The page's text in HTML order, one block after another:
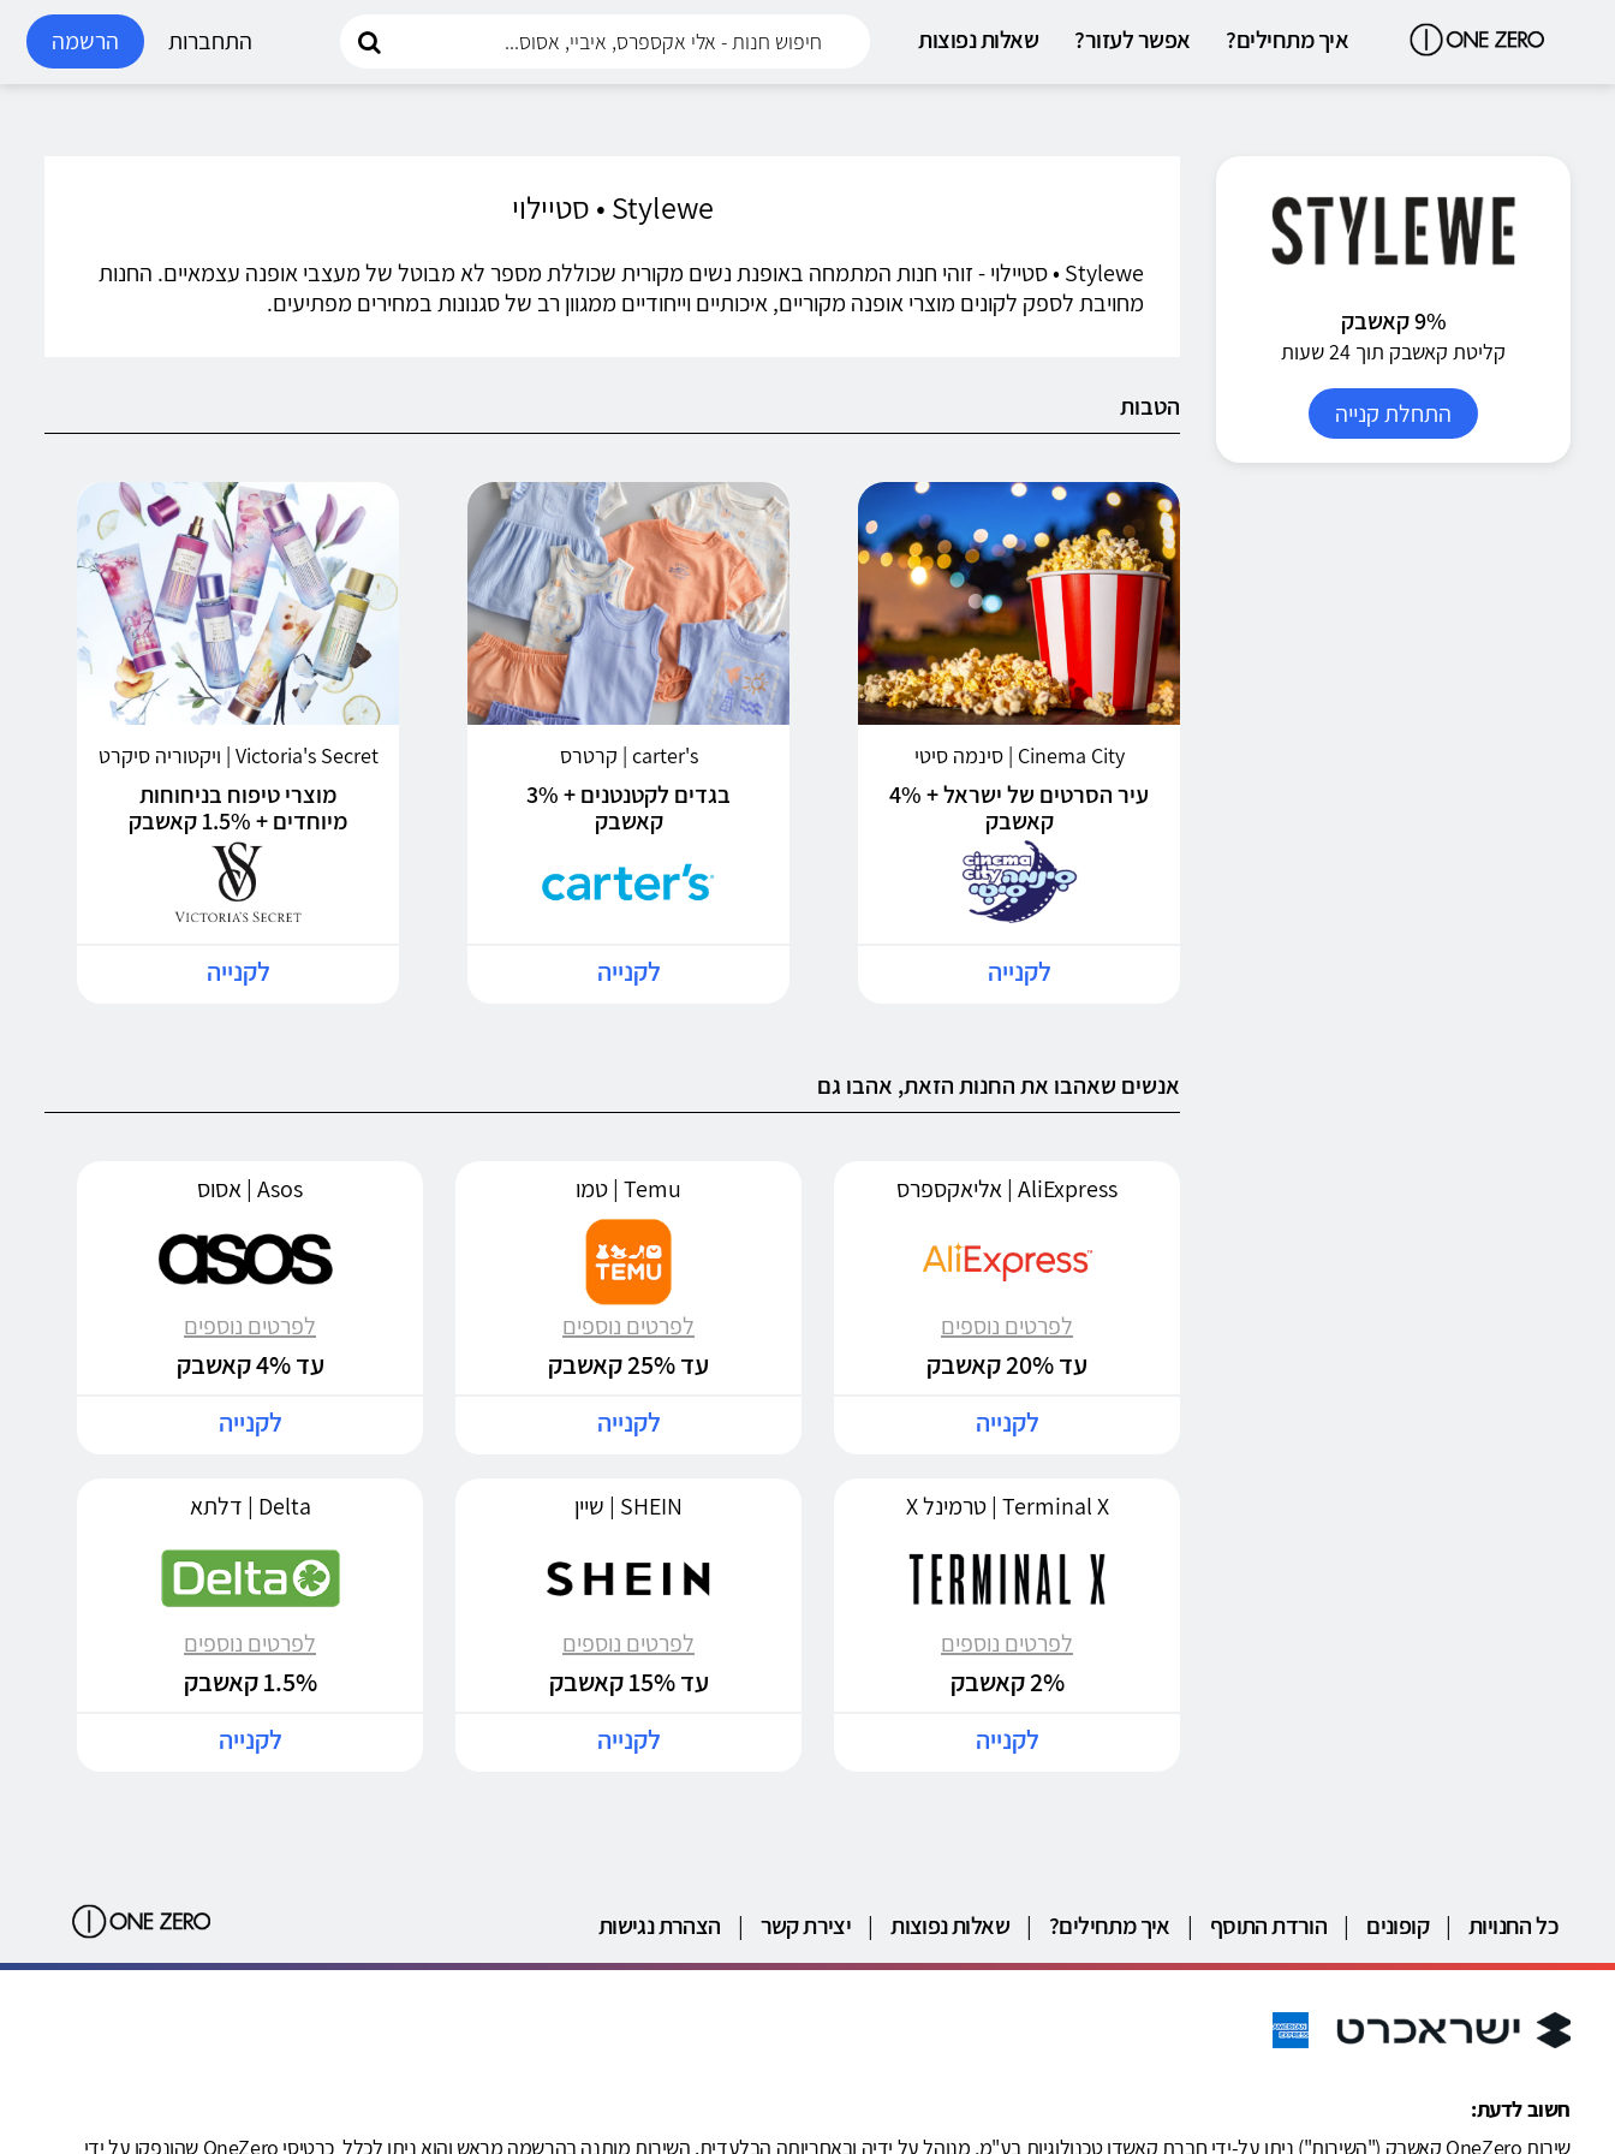
איך מתחילים? אפשר לעזור? שאלות נפוצות הרשמה התחברות
9% קאשבק
קליטת קאשבק תוך 24 שעות
התחלת קנייה
Stylewe • סטיילוי
Stylewe • סטיילוי - זוהי חנות המתמחה באופנת נשים מקורית שכוללת מספר לא מבוטל של מעצבי אופנה עצמאיים. החנות
מחויבת לספק לקונים מוצרי אופנה מקוריים, איכותיים וייחודיים ממגוון רב של סגנונות במחירים מפתיעים.
הטבות
Cinema City | סינמה סיטי
עיר הסרטים של ישראל + 4%
קאשבק
לקנייה
carter's | קרטרס
בגדים לקטנטנים + 3%
קאשבק
לקנייה
Victoria's Secret | ויקטוריה סיקרט
מוצרי טיפוח בניחוחות
מיוחדים + 1.5% קאשבק
לקנייה
אנשים שאהבו את החנות הזאת, אהבו גם
AliExpress | אליאקספרס
לפרטים נוספים
עד 20% קאשבק
לקנייה
Temu | טמו
לפרטים נוספים
עד 25% קאשבק
לקנייה
Asos | אסוס
לפרטים נוספים
עד 4% קאשבק
לקנייה
Terminal X | טרמינל X
לפרטים נוספים
2% קאשבק
לקנייה
SHEIN | שיין
לפרטים נוספים
עד 15% קאשבק
לקנייה
Delta | דלתא
לפרטים נוספים
1.5% קאשבק
לקנייה
כל החנויות | קופונים | הורדת התוסף | איך מתחילים? | שאלות נפוצות | יצירת קשר | הצהרת נגישות
חשוב לדעת:
שירות OneZero קאשבק ("השירות") ניתן על-ידי חברת קאשדו טכנולוגיות בע"מ, מנוהל על ידיה ובאחריותה הבלעדית. השירות מותנה בהרשמה מראש והוא ניתן לכלל כרטיסי OneZero שהונפקו על ידי